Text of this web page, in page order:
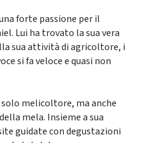
forte passione per il
Lui ha trovato la sua vera
sua attività di agricoltore, i
si fa veloce e quasi non
melicoltore, ma anche
mela. Insieme a sua
guidate con degustazioni